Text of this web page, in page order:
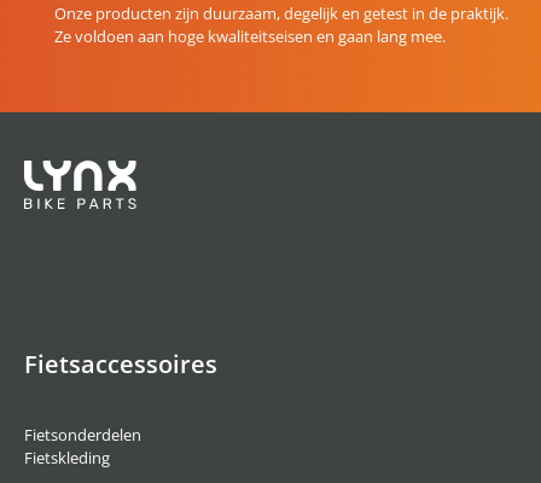
Onze producten zijn duurzaam, degelijk en getest in de praktijk.
Ze voldoen aan hoge kwaliteitseisen en gaan lang mee.
Fietsaccessoires
Fietsonderdelen
Fietskleding